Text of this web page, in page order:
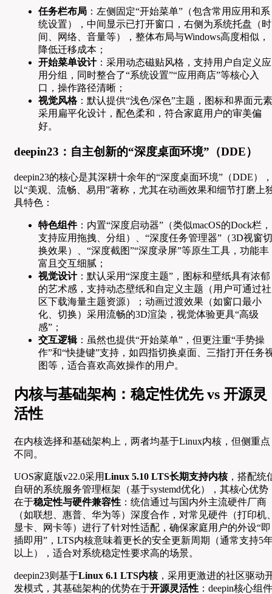
任务栏布局 ：左侧固定“开始菜单”（包含常用应用和系
统设置），中间显示已打开窗口，右侧为系统托盘（时
间、网络、音量等），整体布局与Windows高度相似，
降低迁移成本；
开始菜单设计：采用动态磁贴风格，支持用户自定义应
用分组，同时整合了“系统设置”“应用商店”等核心入
口，操作路径清晰；
视觉风格：默认提供“浅色/深色”主题，图标和界面元素
采用扁平化设计，配色柔和，符合家庭用户的审美偏
好。
deepin23：自主创新的“深度桌面环境”（DDE）
deepin23的核心是其深耕十余年的“深度桌面环境”（DDE），
以“美观、流畅、易用”著称，尤其在动画效果和细节打磨上
具特色：
特色组件：内置“深度启动器”（类似macOS的Dock栏，
支持应用拖拽、分组）、“深度任务管理器”（3D视窗切
换效果）、“深度截图”“深度录屏”等原生工具，功能丰
富且交互细腻；
视觉设计：默认采用“深度主题”，图标和壁纸具有浓郁
的艺术感，支持动态壁纸和自定义主题（用户可通过社
区下载海量主题资源）；动画过渡效果（如窗口最小
化、切换）采用流畅的3D渲染，视觉体验更具“高级
感”；
交互逻辑：虽然也提供“开始菜单”，但更注重“手势操
作”和“快捷键”支持，如四指切换桌面、三指打开任务
图等，适合喜欢高效操作的用户。
内核与基础架构：稳定性优先 vs 开源灵
活性
在内核选择和基础架构上，两者均基于Linux内核，但侧重点
不同。
UOS家庭版v22.0采用Linux 5.10 LTS长期支持内核，搭配统
自研的系统服务管理框架（基于systemd优化），其核心优势
在于稳定性与硬件兼容性 ：统信通过与国内外主流硬件厂商
（如联想、惠普、华为等）深度合作，对常见硬件（打印机
显卡、网卡等）进行了针对性适配，确保家庭用户的外设“即
插即用”，LTS内核意味着更长的安全更新周期（通常支持5
以上），适合对系统稳定性要求高的场景。
deepin23则基于Linux 6.1 LTS内核，采用更激进的社区驱动
发模式，其基础架构的优势在于开源灵活性 ：deepin核心组件